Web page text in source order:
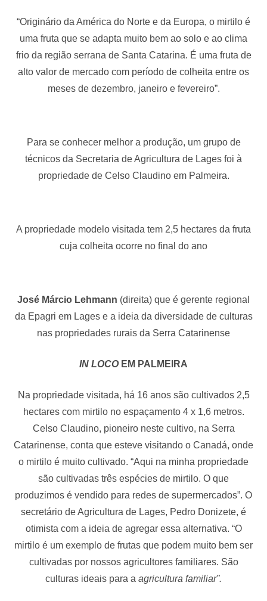
“Originário da América do Norte e da Europa, o mirtilo é
uma fruta que se adapta muito bem ao solo e ao clima
frio da região serrana de Santa Catarina. É uma fruta de
alto valor de mercado com período de colheita entre os
meses de dezembro, janeiro e fevereiro”.
Para se conhecer melhor a produção, um grupo de
técnicos da Secretaria de Agricultura de Lages foi à
propriedade de Celso Claudino em Palmeira.
A propriedade modelo visitada tem 2,5 hectares da fruta
cuja colheita ocorre no final do ano
José Márcio Lehmann (direita) que é gerente regional
da Epagri em Lages e a ideia da diversidade de culturas
nas propriedades rurais da Serra Catarinense
IN LOCO EM PALMEIRA
Na propriedade visitada, há 16 anos são cultivados 2,5
hectares com mirtilo no espaçamento 4 x 1,6 metros.
Celso Claudino, pioneiro neste cultivo, na Serra
Catarinense, conta que esteve visitando o Canadá, onde
o mirtilo é muito cultivado. “Aqui na minha propriedade
são cultivadas três espécies de mirtilo. O que
produzimos é vendido para redes de supermercados”. O
secretário de Agricultura de Lages, Pedro Donizete, é
otimista com a ideia de agregar essa alternativa. “O
mirtilo é um exemplo de frutas que podem muito bem ser
cultivadas por nossos agricultores familiares. São
culturas ideais para a agricultura familiar”.